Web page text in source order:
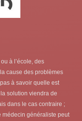
à l’école, des
cause des problèmes
à savoir quelle est
solution viendra de
dans le cas contraire ;
médecin généraliste peut